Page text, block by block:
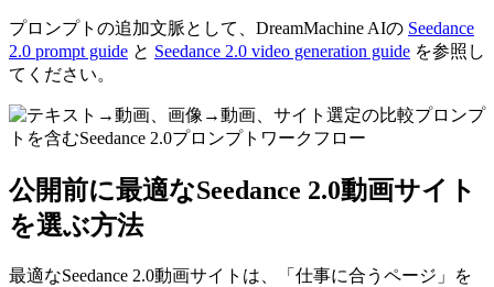
プロンプトの追加文脈として、DreamMachine AIの Seedance
2.0 prompt guide と Seedance 2.0 video generation guide を参照し
てください。
公開前に最適なSeedance 2.0動画サイト
を選ぶ方法
最適なSeedance 2.0動画サイトは、「仕事に合うページ」を